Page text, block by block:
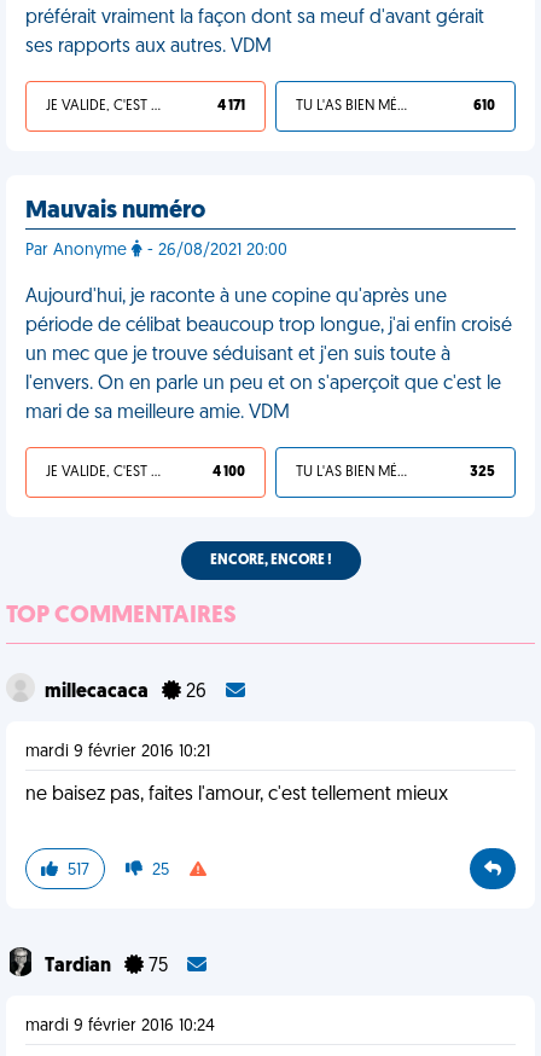
préférait vraiment la façon dont sa meuf d'avant gérait
ses rapports aux autres. VDM
JE VALIDE, C'EST UNE VDM 4 171 TU L'AS BIEN MÉRITÉ 610
Mauvais numéro
Par Anonyme - 26/08/2021 20:00
Aujourd'hui, je raconte à une copine qu'après une
période de célibat beaucoup trop longue, j'ai enfin croisé
un mec que je trouve séduisant et j'en suis toute à
l'envers. On en parle un peu et on s'aperçoit que c'est le
mari de sa meilleure amie. VDM
JE VALIDE, C'EST UNE VDM 4 100 TU L'AS BIEN MÉRITÉ 325
ENCORE, ENCORE !
TOP COMMENTAIRES
millecacaca 26
mardi 9 février 2016 10:21
ne baisez pas, faites l'amour, c'est tellement mieux
517 25
Tardian 75
mardi 9 février 2016 10:24